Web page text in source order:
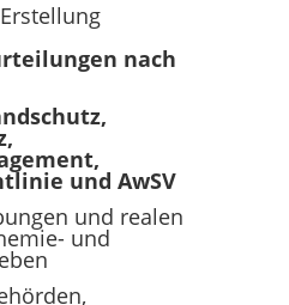
nach
und AwSV
und realen
und